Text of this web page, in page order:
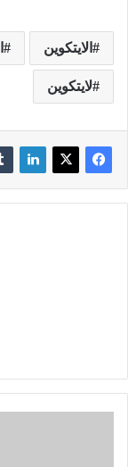
الايتكوين
لايتكوين